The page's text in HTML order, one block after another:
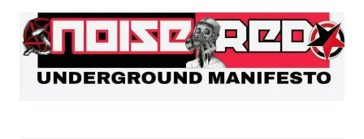
para
conteúdo